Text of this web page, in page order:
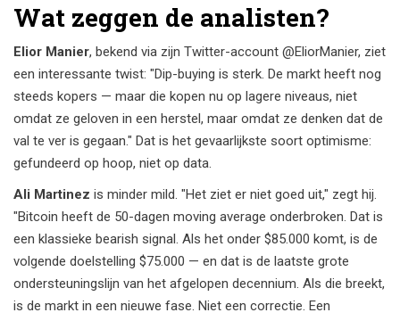
Wat zeggen de analisten?
Elior Manier, bekend via zijn Twitter-account @EliorManier, ziet
een interessante twist: "Dip-buying is sterk. De markt heeft nog
steeds kopers — maar die kopen nu op lagere niveaus, niet
omdat ze geloven in een herstel, maar omdat ze denken dat de
val te ver is gegaan." Dat is het gevaarlijkste soort optimisme:
gefundeerd op hoop, niet op data.
Ali Martinez is minder mild. "Het ziet er niet goed uit," zegt hij.
"Bitcoin heeft de 50-dagen moving average onderbroken. Dat is
een klassieke bearish signal. Als het onder $85.000 komt, is de
volgende doelstelling $75.000 — en dat is de laatste grote
ondersteuningslijn van het afgelopen decennium. Als die breekt,
is de markt in een nieuwe fase. Niet een correctie. Een